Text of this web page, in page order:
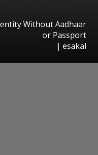
Without Aadhaar
or Passport
| esakal